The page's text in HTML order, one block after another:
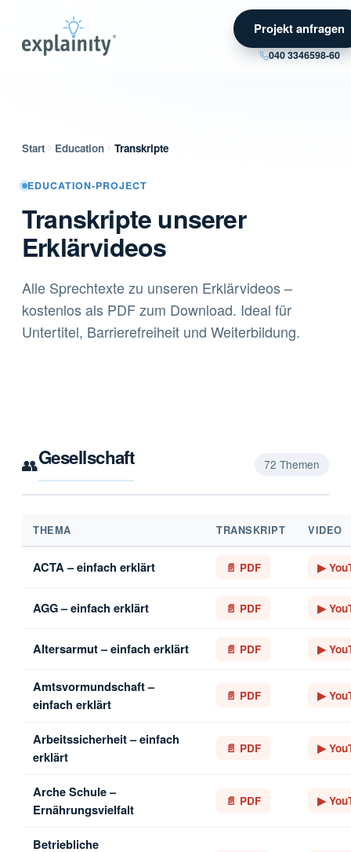
Projekt anfragen
040 3346598-60
Start Education Transkripte
EDUCATION-PROJECT
Transkripte unserer
Erklärvideos
Alle Sprechtexte zu unseren Erklärvideos –
kostenlos als PDF zum Download. Ideal für
Untertitel, Barrierefreiheit und Weiterbildung.
👥Gesellschaft 72 Themen
THEMA TRANSKRIPT VIDEO
ACTA – einfach erklärt 📄 PDF ▶
AGG – einfach erklärt 📄 PDF ▶
Altersarmut – einfach erklärt 📄 PDF ▶
Amtsvormundschaft –
einfach erklärt
📄 PDF ▶
Arbeitssicherheit – einfach
erklärt
📄 PDF ▶
Arche Schule –
Ernährungsvielfalt
📄 PDF ▶
Betriebliche